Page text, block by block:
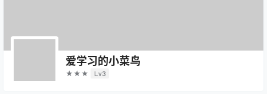
爱学习的小菜鸟
★★★ Lv3